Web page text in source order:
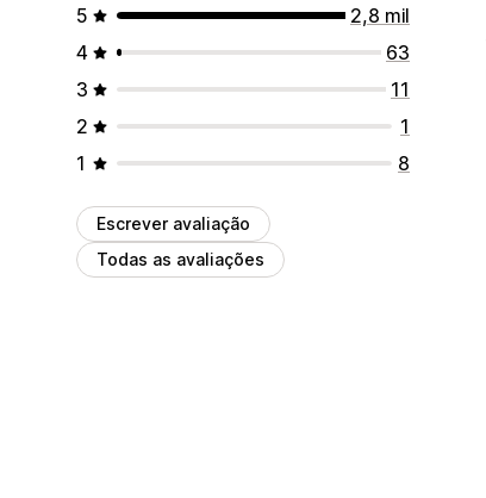
5
2,8 mil
4
63
3
11
2
1
1
8
Escrever avaliação
Todas as avaliações